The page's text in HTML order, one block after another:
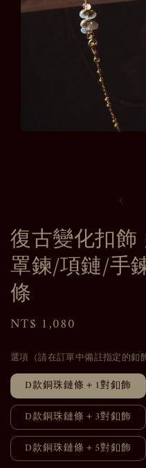
復古變化扣
罩鍊/項鏈/手
條
Regular
NT$ 1,080
選項（請在訂單中備註指定的釦
D款銅珠鏈條＋1對釦飾
D款銅珠鏈條＋3對釦飾
D款銅珠鏈條＋5對釦飾